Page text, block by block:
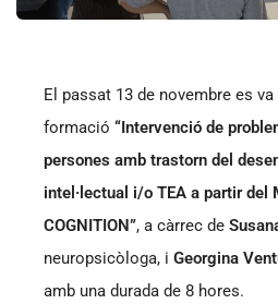
El passat 13 de novembre es
formació “Intervenció de
persones amb trastorn del
intel·lectual i/o TEA a partir del
COGNITION”, a càrrec de
neuropsicòloga, i Georgina
amb una durada de 8 hores.